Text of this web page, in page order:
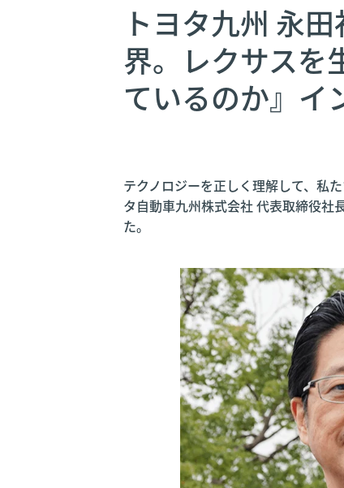
トヨタ九州 永
界。レクサスを
ているのか』イ
テクノロジーを正しく理解して、私
タ自動車九州株式会社 代表取締役社
た。